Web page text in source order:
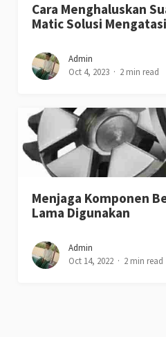
Cara Menghaluskan
Matic Solusi
Admin
Oct 4, 2023
2 min read
Menjaga Komponen
Lama Digunakan
Admin
Oct 14, 2022
2 min read